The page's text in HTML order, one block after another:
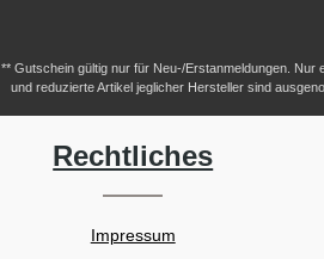
** Gutschein gültig nur für Neu-/Erstanmeldungen. Nur
und reduzierte Artikel jeglicher Hersteller sind
Rechtliches
Impressum